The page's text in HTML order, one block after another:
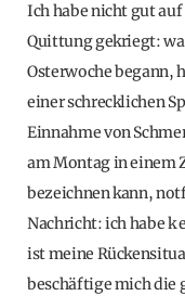
Ich habe nicht gut
Quittung gekriegt:
Osterwoche begann,
einer schrecklichen
Einnahme von
am Montag in einem
bezeichnen kann,
Nachricht: ich habe k
ist meine
beschäftige mich die